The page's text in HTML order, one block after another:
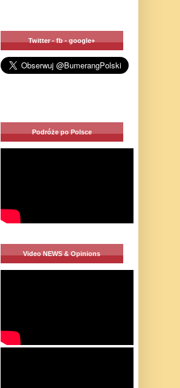
Twitter - fb - google+
Podróże po Polsce
Video NEWS & Opinions